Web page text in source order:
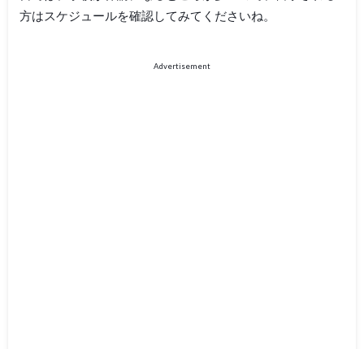
方はスケジュールを確認してみてくださいね。
Advertisement